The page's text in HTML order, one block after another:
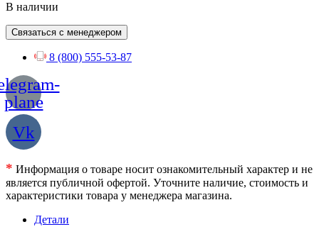
В наличии
Связаться с менеджером
8 (800) 555-53-87
plane
Vk
* Информация о товаре носит ознакомительный характер и не
является публичной офертой. Уточните наличие, стоимость и
характеристики товара у менеджера магазина.
Детали